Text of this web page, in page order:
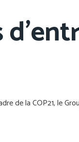
de la COP21, le